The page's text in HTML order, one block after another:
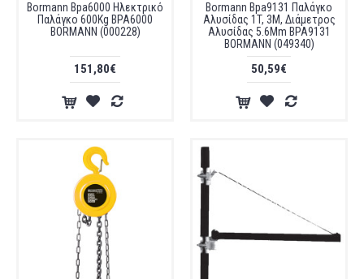
Bormann Bpa6000 Ηλεκτρικό
Παλάγκο 600Kg BPA6000
BORMANN (000228)
151,80€
Bormann Bpa9131 Παλάγκο
Αλυσίδας 1T, 3M, Διάμετρος
Αλυσίδας 5.6Mm BPA9131
BORMANN (049340)
50,59€